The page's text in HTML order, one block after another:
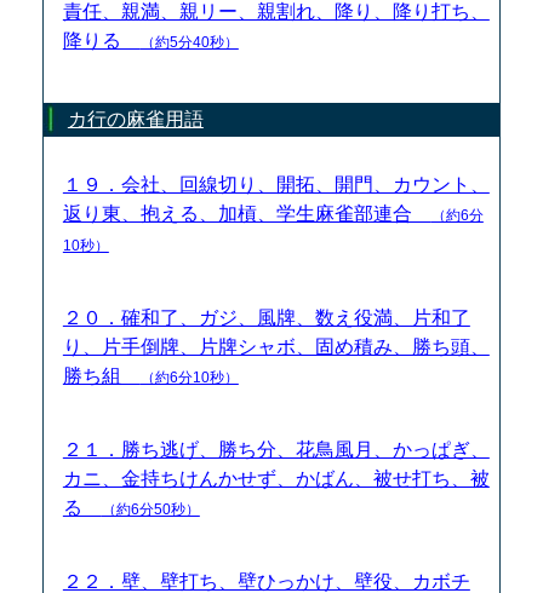
責任、親満、親リー、親割れ、降り、降り打ち、
降りる
（約5分40秒）
カ行の麻雀用語
１９．会社、回線切り、開拓、開門、カウント、
返り東、抱える、加槓、学生麻雀部連合
（約6分
10秒）
２０．確和了、ガジ、風牌、数え役満、片和了
り、片手倒牌、片牌シャボ、固め積み、勝ち頭、
勝ち組
（約6分10秒）
２１．勝ち逃げ、勝ち分、花鳥風月、かっぱぎ、
カニ、金持ちけんかせず、かばん、被せ打ち、被
る
（約6分50秒）
２２．壁、壁打ち、壁ひっかけ、壁役、カボチ